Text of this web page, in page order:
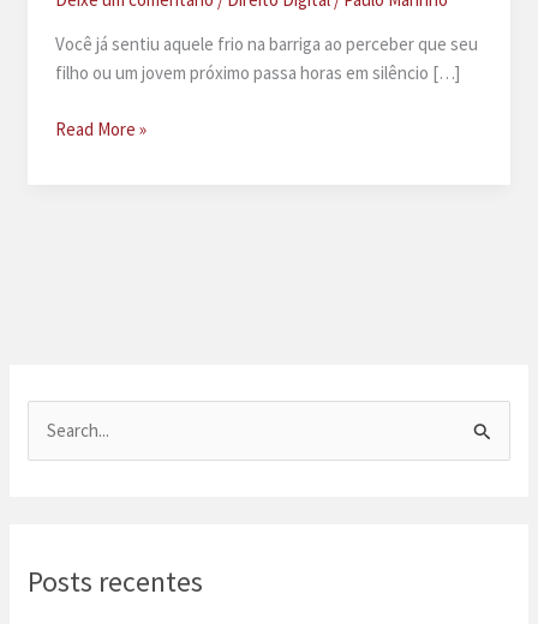
Você já sentiu aquele frio na barriga ao perceber que seu
filho ou um jovem próximo passa horas em silêncio […]
Crimes
Read More »
iPosts recentes